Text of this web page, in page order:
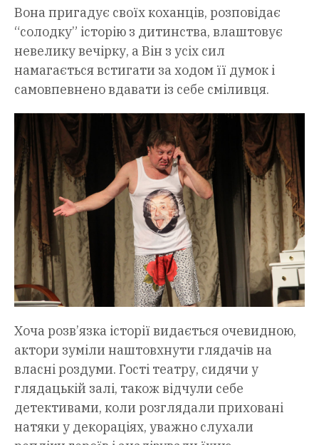
Вона пригадує своїх коханців, розповідає
“солодку” історію з дитинства, влаштовує
невелику вечірку, а Він з усіх сил
намагається встигати за ходом її думок і
самовпевнено вдавати із себе сміливця.
Хоча розв’язка історії видається очевидною,
актори зуміли наштовхнути глядачів на
власні роздуми. Гості театру, сидячи у
глядацькій залі, також відчули себе
детективами, коли розглядали приховані
натяки у декораціях, уважно слухали